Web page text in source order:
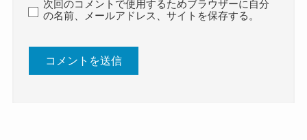
次回のコメントで使用するためブラウザーに自分
の名前、メールアドレス、サイトを保存する。